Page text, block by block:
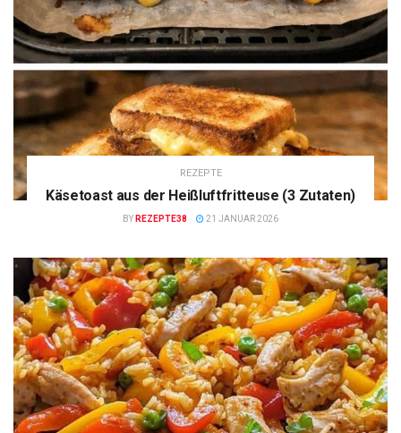
REZEPTE
Käsetoast aus der Heißluftfritteuse (3 Zutaten)
BY REZEPTE38 21 JANUAR 2026